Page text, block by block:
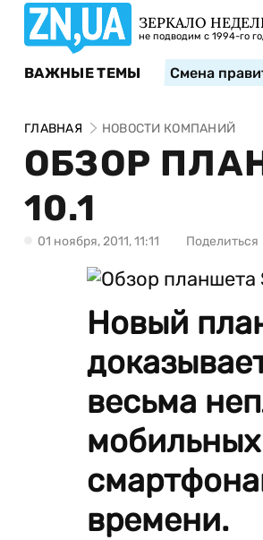
ЗЕРКАЛО
не подводим с 1994-го
ВАЖНЫЕ ТЕМЫ Смена
ГЛАВНАЯ НОВОСТИ КОМПАНИЙ
ОБЗОР
10.1
01 ноября, 2011, 11:11 Поделиться
Новый
весьма
времени.